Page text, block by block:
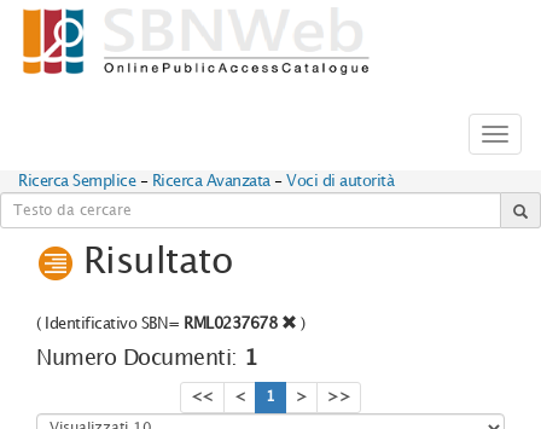
Ricerca Semplice - Ricerca Avanzata - Voci di autorità
Risultato
( Identificativo SBN= RML0237678 )
Numero Documenti: 1
<< < 1 > >>